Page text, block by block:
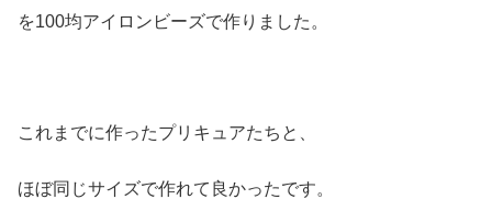
を100均アイロンビーズで作りました。
これまでに作ったプリキュアたちと、
ほぼ同じサイズで作れて良かったです。